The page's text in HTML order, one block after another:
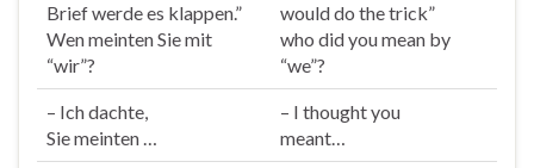
Brief werde es klappen.”
WenmeintenSie mit
“wir”?
would do the trick”
who did you mean by
“we”?
– Ich dachte,
Siemeinten …
– I thoughtyou
meant…